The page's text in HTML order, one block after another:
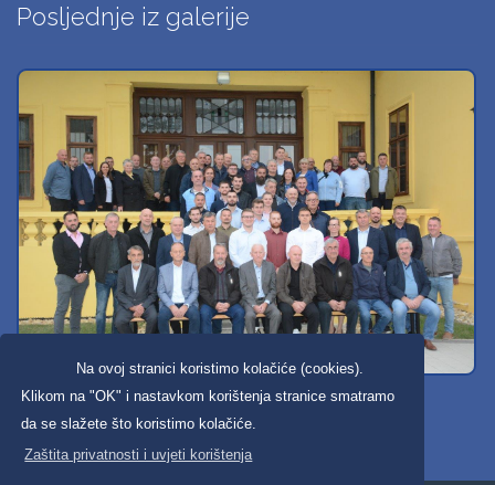
Na ovoj stranici koristimo kolačiće (cookies).
Klikom na "OK" i nastavkom korištenja stranice smatramo
da se slažete što koristimo kolačiće.
Zaštita privatnosti i uvjeti korištenja
Posljednje iz galerije
Svi dobravski košarkaši